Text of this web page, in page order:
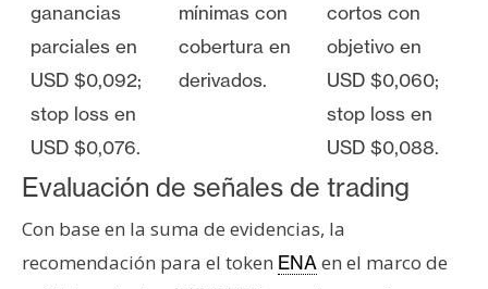
ganancias
parciales en
USD $0,092;
stop loss en
USD $0,076.
mínimas con
cobertura en
derivados.
cortos con
objetivo en
USD $0,060;
stop loss en
USD $0,088.
Evaluación de señales de trading
Con base en la suma de evidencias, la
recomendación para el token ENA en el marco de